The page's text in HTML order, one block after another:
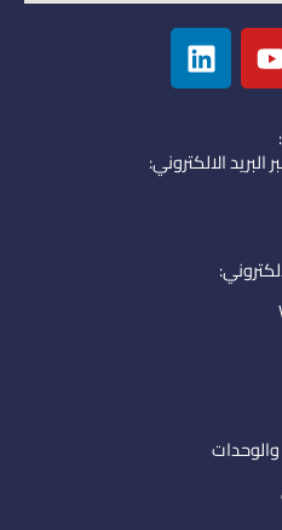
Y
o
u
u
b
L
i
n
e
d
الالكتروني:
والوحدات